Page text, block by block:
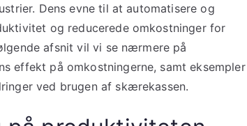
Dens evne til at automatisere og
og reducerede omkostninger for
afsnit vil vi se nærmere på
effekt på omkostningerne, samt eksempler
ved brugen af skærekassen.